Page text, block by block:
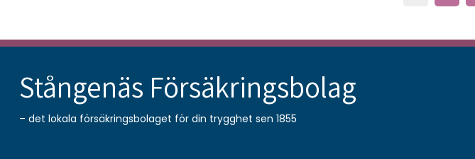
Stångenäs Försäkringsbolag
– det lokala försäkringsbolaget för din trygghet sen 1855